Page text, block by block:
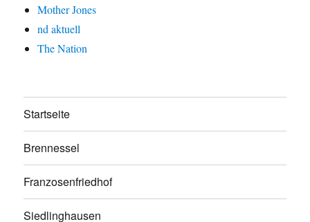
Mother Jones
nd aktuell
The Nation
Startseite
Brennessel
Franzosenfriedhof
Siedlinghausen